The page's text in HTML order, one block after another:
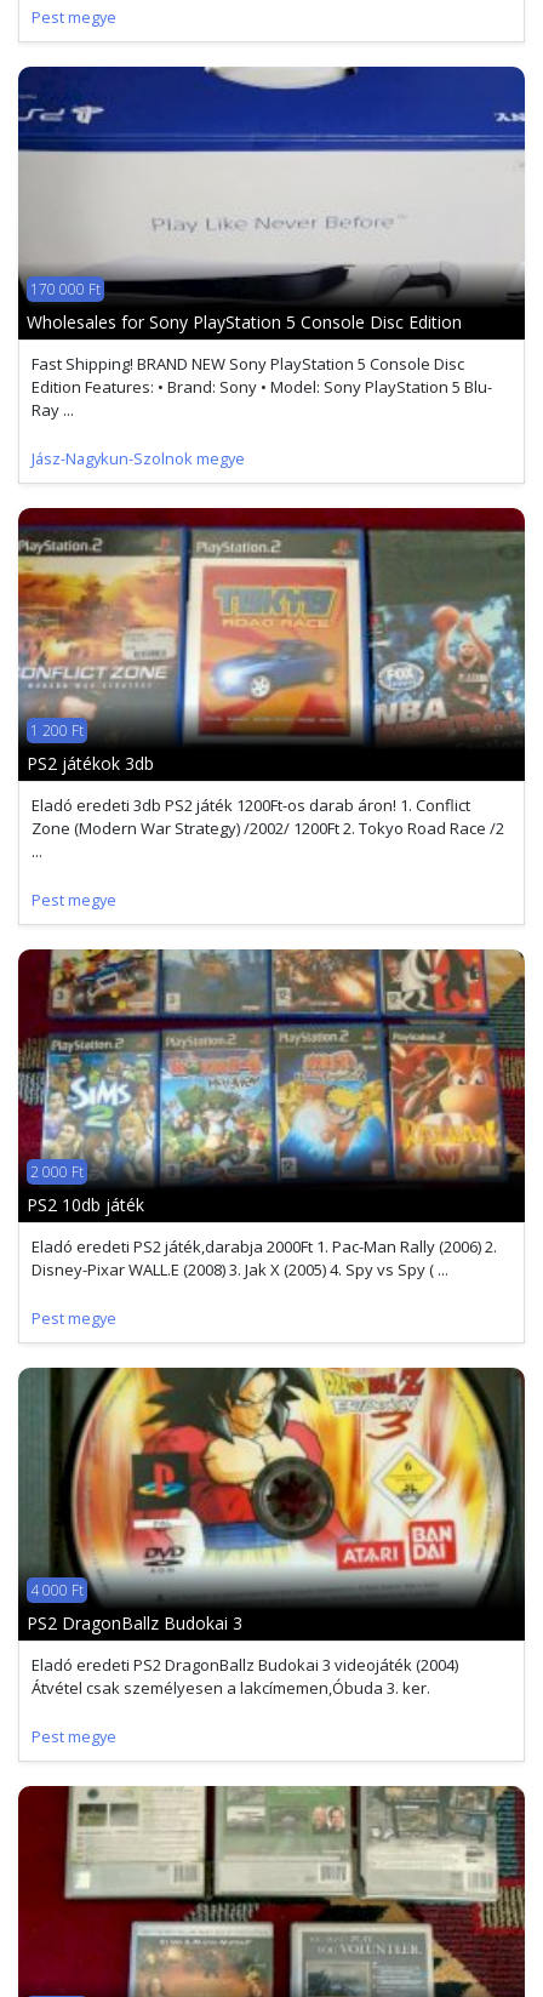
Pest megye
170 000 Ft
Wholesales for Sony PlayStation 5 Console Disc Edition
Fast Shipping! BRAND NEW Sony PlayStation 5 Console Disc
Edition Features: • Brand: Sony • Model: Sony PlayStation 5 Blu-
Ray ...
Jász-Nagykun-Szolnok megye
1 200 Ft
PS2 játékok 3db
Eladó eredeti 3db PS2 játék 1200Ft-os darab áron! 1. Conflict
Zone (Modern War Strategy) /2002/ 1200Ft 2. Tokyo Road Race /2
...
Pest megye
2 000 Ft
PS2 10db játék
Eladó eredeti PS2 játék,darabja 2000Ft 1. Pac-Man Rally (2006) 2.
Disney-Pixar WALL.E (2008) 3. Jak X (2005) 4. Spy vs Spy ( ...
Pest megye
4 000 Ft
PS2 DragonBallz Budokai 3
Eladó eredeti PS2 DragonBallz Budokai 3 videojáték (2004)
Átvétel csak személyesen a lakcímemen,Óbuda 3. ker.
Pest megye